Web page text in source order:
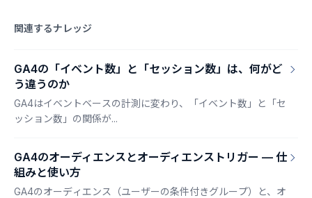
関連するナレッジ
GA4の「イベント数」と「セッション数」は、何がど
う違うのか
GA4はイベントベースの計測に変わり、「イベント数」と「セ
ッション数」の関係が...
GA4のオーディエンスとオーディエンストリガー — 仕
組みと使い方
GA4のオーディエンス（ユーザーの条件付きグループ）と、オ